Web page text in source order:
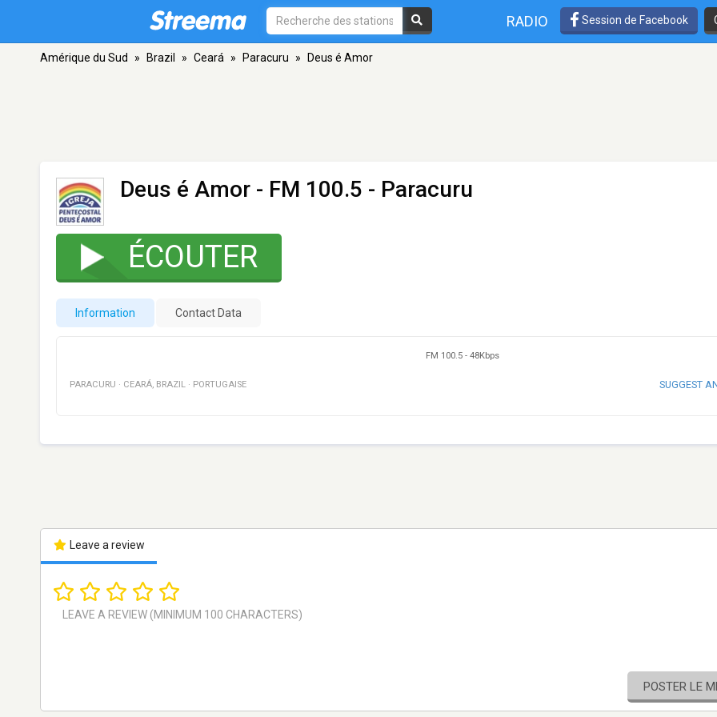
RADIO Session de Facebook
Amérique du Sud » Brazil » Ceará » Paracuru » Deus é Amor
Deus é Amor - FM 100.5 - Paracuru
ÉCOUTER
Information Contact Data
FM 100.5 - 48Kbps
PARACURU · CEARÁ, BRAZIL · PORTUGAISE SUGGEST
Leave a review
POSTER LE